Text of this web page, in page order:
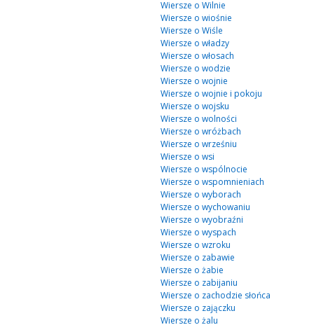
Wiersze o Wilnie
Wiersze o wiośnie
Wiersze o Wiśle
Wiersze o władzy
Wiersze o włosach
Wiersze o wodzie
Wiersze o wojnie
Wiersze o wojnie i pokoju
Wiersze o wojsku
Wiersze o wolności
Wiersze o wróżbach
Wiersze o wrześniu
Wiersze o wsi
Wiersze o wspólnocie
Wiersze o wspomnieniach
Wiersze o wyborach
Wiersze o wychowaniu
Wiersze o wyobraźni
Wiersze o wyspach
Wiersze o wzroku
Wiersze o zabawie
Wiersze o żabie
Wiersze o zabijaniu
Wiersze o zachodzie słońca
Wiersze o zajączku
Wiersze o żalu